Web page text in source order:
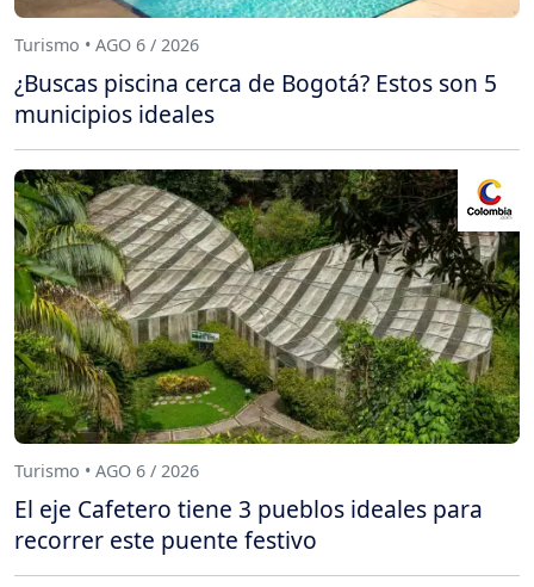
Turismo • AGO 6 / 2026
¿Buscas piscina cerca de Bogotá? Estos son 5
municipios ideales
Turismo • AGO 6 / 2026
El eje Cafetero tiene 3 pueblos ideales para
recorrer este puente festivo